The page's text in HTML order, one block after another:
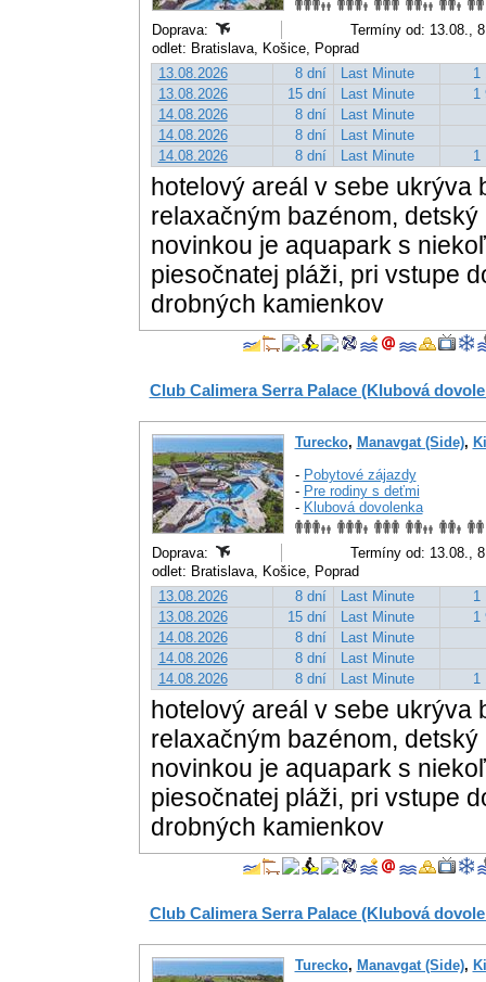
Doprava:
Termíny od: 13.08.,
odlet: Bratislava, Košice, Poprad
13.08.2026
8 dní Last Minute
1
13.08.2026
15 dní Last Minute
1
14.08.2026
8 dní
Last Minute
14.08.2026
8 dní
Last Minute
14.08.2026
8 dní Last Minute 1
hotelový areál v sebe ukrýva
relaxačným bazénom,
novinkou je aquapark s
piesočnatej pláži, pri vstupe
drobných kamienkov
Club Calimera Serra Palace (Klubová
Turecko, Manavgat (Side),
- Pobytové zájazdy
- Pre rodiny s deťmi
- Klubová dovolenka
Doprava:
Termíny od: 13.08.,
odlet: Bratislava, Košice, Poprad
13.08.2026
8 dní Last Minute
1
13.08.2026
15 dní Last Minute
1
14.08.2026
8 dní
Last Minute
14.08.2026
8 dní
Last Minute
14.08.2026
8 dní Last Minute 1
hotelový areál v sebe ukrýva
relaxačným bazénom,
novinkou je aquapark s
piesočnatej pláži, pri vstupe
drobných kamienkov
Club Calimera Serra Palace (Klubová
Turecko, Manavgat (Side),